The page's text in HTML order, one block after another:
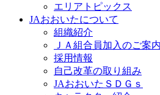
エリアトピックス
JAおおいたについて
組織紹介
ＪＡ組合員加入のご案内
採用情報
自己改革の取り組み
JAおおいたＳＤＧｓ